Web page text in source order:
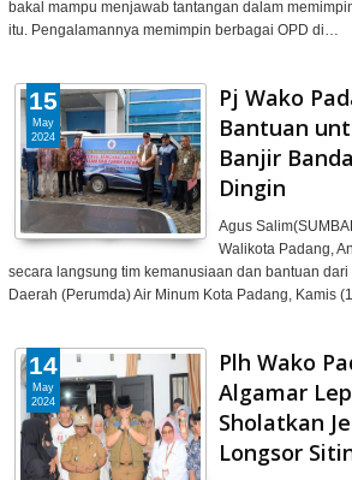
bakal mampu menjawab tantangan dalam
itu. Pengalamannya memimpin berbagai OPD di…
Pj Wako
Bantuan
Banjir
Dingin
Agus
Walikota Padang,
secara langsung tim kemanusiaan dan bantuan
Daerah (Perumda) Air Minum Kota Padang, Kamis
15
May
2024
Plh Wako
Algamar
Sholatkan
Longsor
14
May
2024